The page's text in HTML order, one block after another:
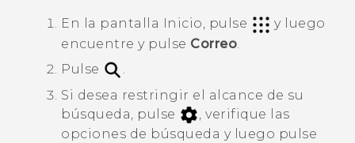
AYUDA
HTC Devices & Accessories
Video Tutorials
En la pantalla Inicio, pulse
y luego
encuentre y pulse Correo
Pulse
Si desea restringir el alcance de su
búsqueda, pulse
, verifique las
opciones de búsqueda y luego pulse